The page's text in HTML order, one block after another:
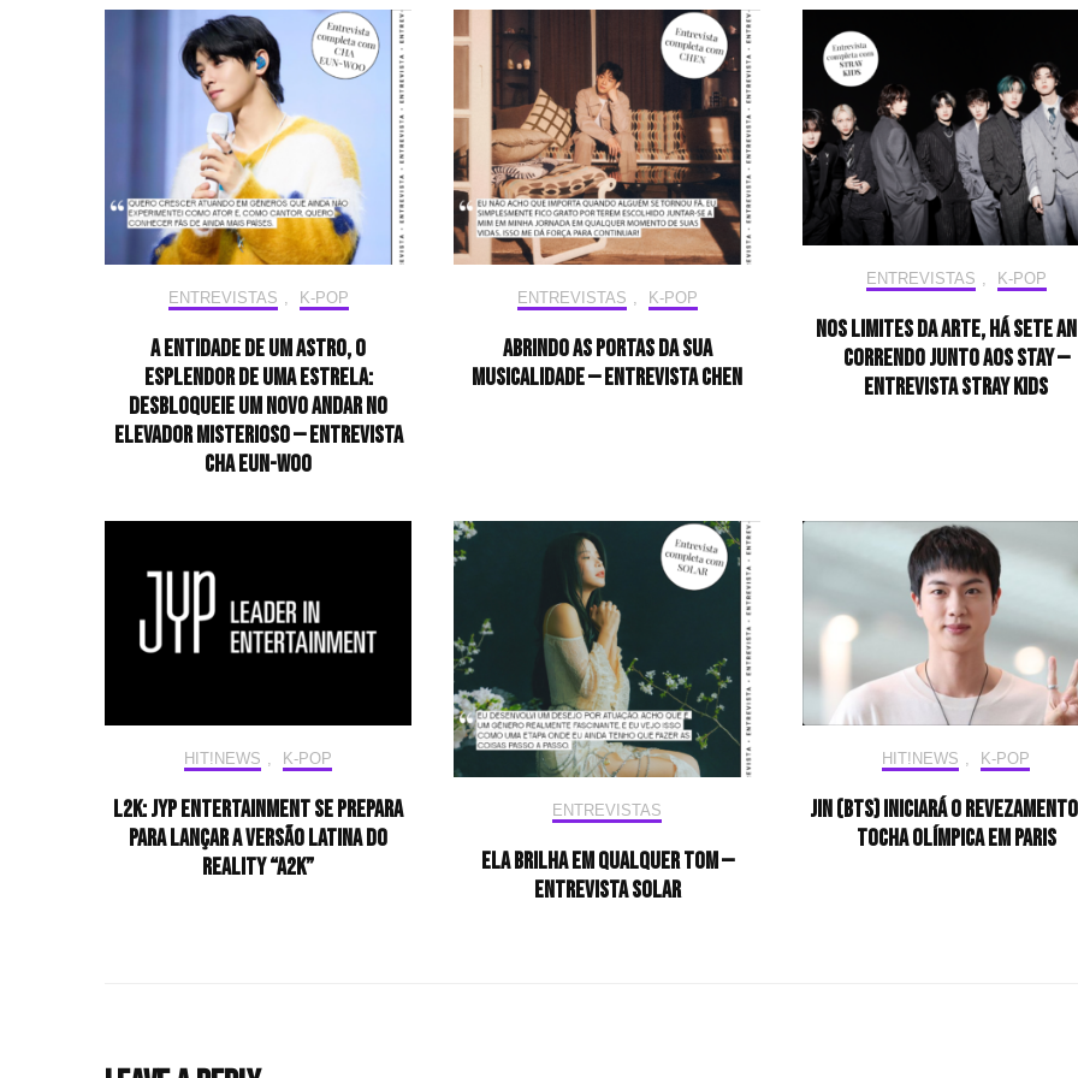
ENTREVISTAS , K-POP
A entidade de um astro, o
esplendor de uma estrela:
desbloqueie um novo andar no
elevador misterioso — Entrevista
CHA EUN-WOO
ENTREVISTAS , K-POP
Abrindo as portas da sua
musicalidade — Entrevista CHEN
ENTREVISTAS K-POP
Nos limites da arte, há sete
correndo junto aos STAY —
Entrevista Stray Kids
HIT!NEWS , K-POP
L2K: JYP Entertainment se prepara
para lançar a versão latina do
reality “A2K”
ENTREVISTAS
Ela brilha em qualquer tom —
Entrevista Solar
HIT!NEWS , K-POP
Jin (BTS) iniciará o
tocha olímpica em Paris